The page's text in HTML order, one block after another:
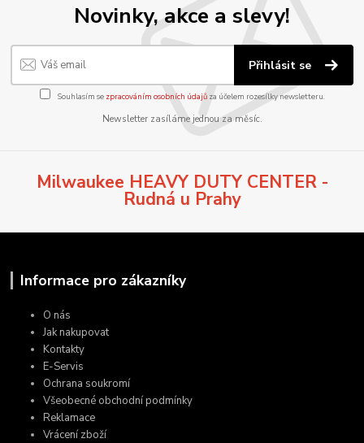
Novinky, akce a slevy!
Přihlásit se
Souhlasím se zpracováním osobních údajůza účelem rozesílky newsletteru.
Newsletter zasíláme jednou za měsíc.
Milwaukee HEAVY DUTY CENTER -
Rudná u Prahy
Informace pro zákazníky
O nás
Jak nakupovat
Kontakty
E-Servis
Ochrana soukromí
Všeobecné obchodní podmínky
Reklamace
Vrácení zboží